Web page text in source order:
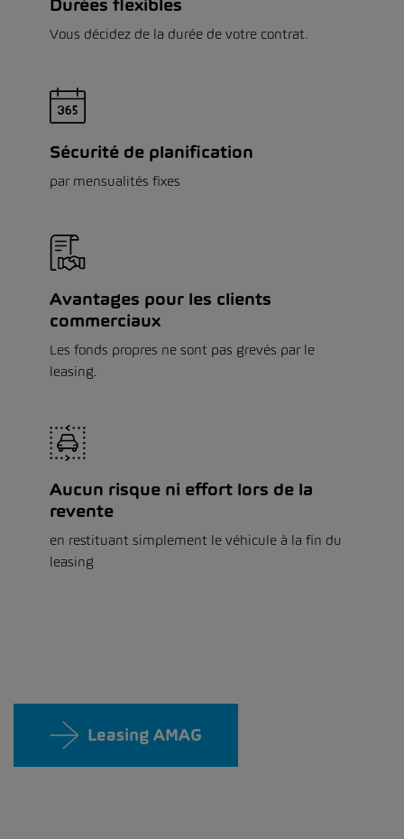
Durées flexibles
Vous décidez de la durée de votre contrat.
Sécurité de planification
par mensualités fixes
Avantages pour les clients
commerciaux
Les fonds propres ne sont pas grevés par le
leasing.
Aucun risque ni effort lors de la
revente
en restituant simplement le véhicule à la fin du
leasing
Leasing AMAG